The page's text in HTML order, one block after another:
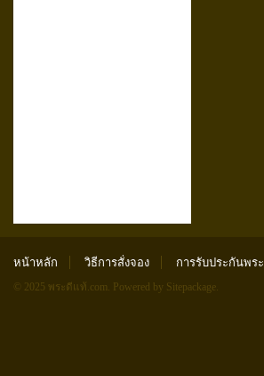
หน้าหลัก วิธีการสั่งจอง การรับประกันพระ
© 2025 พระดีแท้.com. Powered by Sitepackage.